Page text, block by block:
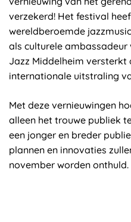
verzekerd! Het festival
wereldberoemde
als culturele
Jazz Middelheim
internationale uitstraling
Met deze vernieuwingen
alleen het trouwe publiek
een jonger en breder
plannen en innovaties
november worden onthuld.